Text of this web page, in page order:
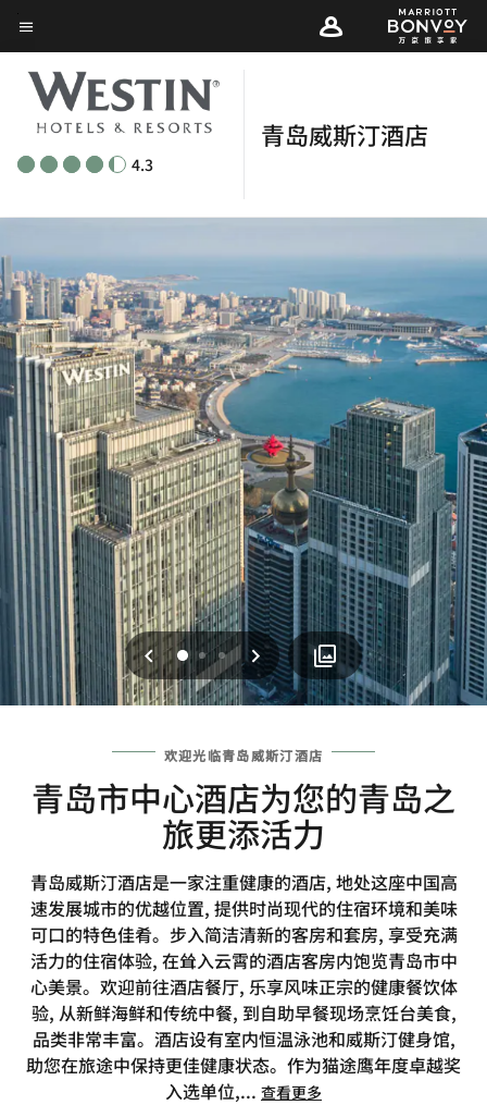
Skip
to
main
content
菜单文本
4.3
青岛威斯汀酒店
上一页
012 下一页
欢迎光临青岛威斯汀酒店
青岛市中心酒店为您的青岛之
旅更添活力
青岛威斯汀酒店是一家注重健康的酒店, 地处这座中国高
速发展城市的优越位置, 提供时尚现代的住宿环境和美味
可口的特色佳肴。步入简洁清新的客房和套房, 享受充满
活力的住宿体验, 在耸入云霄的酒店客房内饱览青岛市中
心美景。欢迎前往酒店餐厅, 乐享风味正宗的健康餐饮体
验, 从新鲜海鲜和传统中餐, 到自助早餐现场烹饪台美食,
品类非常丰富。酒店设有室内恒温泳池和威斯汀健身馆,
助您在旅途中保持更佳健康状态。作为猫途鹰年度卓越奖
入选单位,... 查看更多